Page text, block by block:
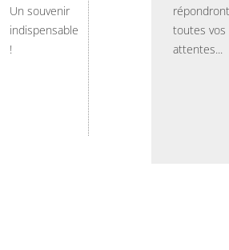
Un souvenir
indispensable
!
toutes vos
attentes...